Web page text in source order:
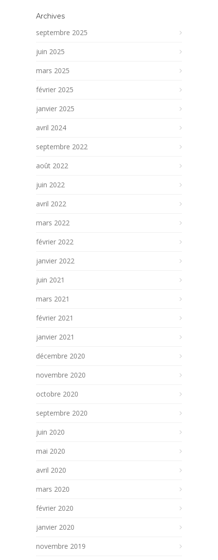
Archives
septembre 2025
juin 2025
mars 2025
février 2025
janvier 2025
avril 2024
septembre 2022
août 2022
juin 2022
avril 2022
mars 2022
février 2022
janvier 2022
juin 2021
mars 2021
février 2021
janvier 2021
décembre 2020
novembre 2020
octobre 2020
septembre 2020
juin 2020
mai 2020
avril 2020
mars 2020
février 2020
janvier 2020
novembre 2019